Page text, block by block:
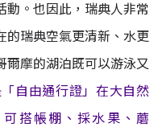
動。也因此，瑞典人非常
的瑞典空氣更清新、水更
爾摩的湖泊既可以游泳又
自由通行證」在大自然
搭帳棚、採水果、蘑